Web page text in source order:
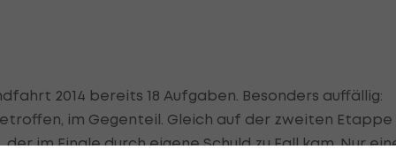
2014 bereits 18 Aufgaben. Besonders auffällig:
im Gegenteil. Gleich auf der zweiten Etappe
, der im Finale durch eigene Schuld zu Fall kam. Nur